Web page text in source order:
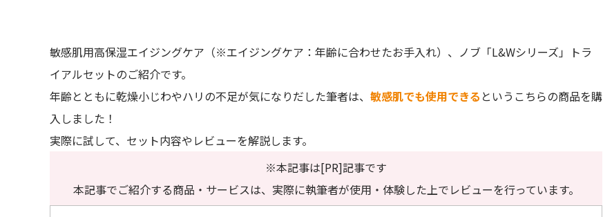
敏感肌用高保湿エイジングケア（※エイジングケア：年齢に合わせたお手入れ）、ノブ「L&Wシリーズ」トラ
イアルセットのご紹介です。
年齢とともに乾燥小じわやハリの不足が気になりだした筆者は、 敏感肌でも使用できる というこちらの商品を購
入しました！
実際に試して、セット内容やレビューを解説します。
※本記事は[PR]記事です
本記事でご紹介する商品・サービスは、実際に執筆者が使用・体験した上でレビューを行っています。